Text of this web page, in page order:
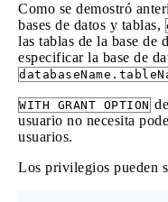
Como se demostró
bases de datos y tablas,
las tablas de la base de
especificar la base de
WITH GRANT OPTION
usuario no necesita
usuarios.
Los privilegios pueden